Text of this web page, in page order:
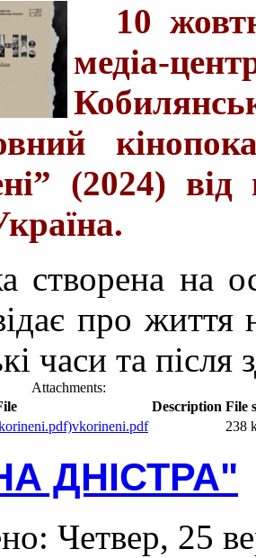
10
медіа-
(2024) від
створена на
про життя
часи та після
Attachments:
Description File
vkorineni.pdf
238
ДНІСТРА"
Четвер, 25